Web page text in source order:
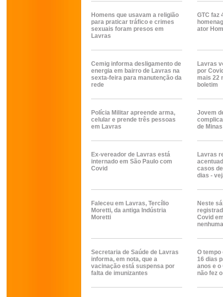
Homens que usavam a religião
para praticar tráfico e crimes
sexuais foram presos em
Lavras
GTC faz
ator
Cemig informa desligamento de
energia em bairro de Lavras na
sexta-feira para manutenção da
rede
Lavras
por
mais 22
boletim
Polícia Militar apreende arma,
celular e prende três pessoas
em Lavras
Jovem
de Minas
Ex-vereador de Lavras está
internado em São Paulo com
Covid
Lavras
casos
dias -
Faleceu em Lavras, Tercílio
Moretti, da antiga Indústria
Moretti
Neste
Covid
Secretaria de Saúde de Lavras
informa, em nota, que a
vacinação está suspensa por
falta de imunizantes
O tempo
16 dias
anos e o
não fez